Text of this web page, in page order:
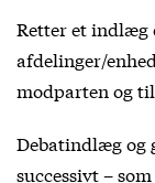
Retter et indlæg
afdelinger/
modparten og
Debatindlæg og
successivt –